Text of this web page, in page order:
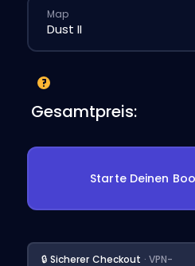
Map
Gesamtpreis:
Starte Deinen
🔒 Sicherer Checkout · VPN-